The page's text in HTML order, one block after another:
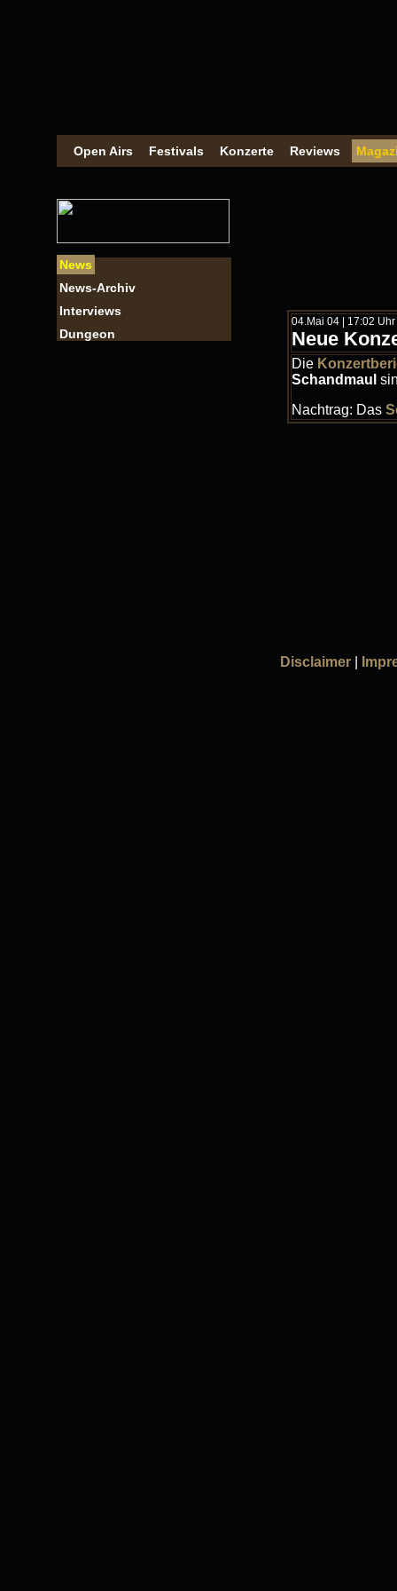
Open Airs Festivals Konzerte Reviews
News
News-Archiv
Interviews
Dungeon
04.Mai 04 | 17:02 Uhr
Neue
Die
Schandmaul
Nachtrag: Das
Disclaimer|